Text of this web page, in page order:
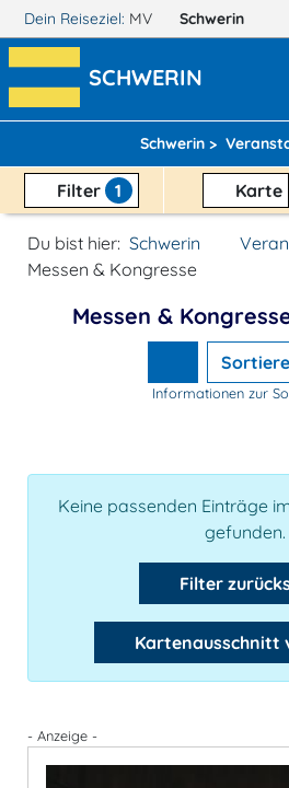
Dein Reiseziel: MV Schwerin
SCHWERIN
Schwerin >
Filter 1 Karte
Du bist hier: Schwerin
Messen & Kongresse
Messen &
Informationen zur
Keine passenden Einträge
gefunden.
Filter
Kartenausschnitt
- Anzeige -